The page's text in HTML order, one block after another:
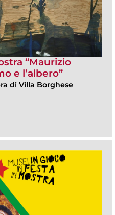
“Maurizio
e l’albero”
di Villa Borghese